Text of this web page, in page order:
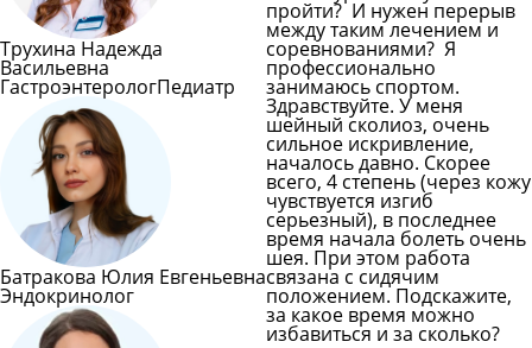
Трухина Надежда
Васильевна
ГастроэнтерологПедиатр
Батракова Юлия Евгеньевна
Эндокринолог
пройти? И нужен перерыв
между таким лечением и
соревнованиями? Я
профессионально
занимаюсь спортом.
Здравствуйте. У меня
шейный сколиоз, очень
сильное искривление,
началось давно. Скорее
всего, 4 степень (через кожу
чувствуется изгиб
серьезный), в последнее
время начала болеть очень
шея. При этом работа
связана с сидячим
положением. Подскажите,
за какое время можно
избавиться и за сколько?